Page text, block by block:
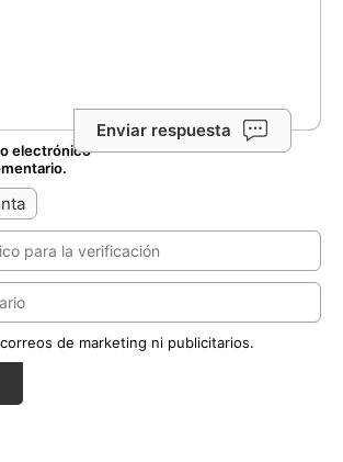
Enviar respuesta
electrónico
de marketing ni publicitarios.